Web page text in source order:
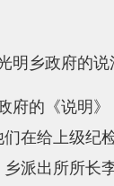
明乡政府的
府的《说明
在给上级纪
派出所所长